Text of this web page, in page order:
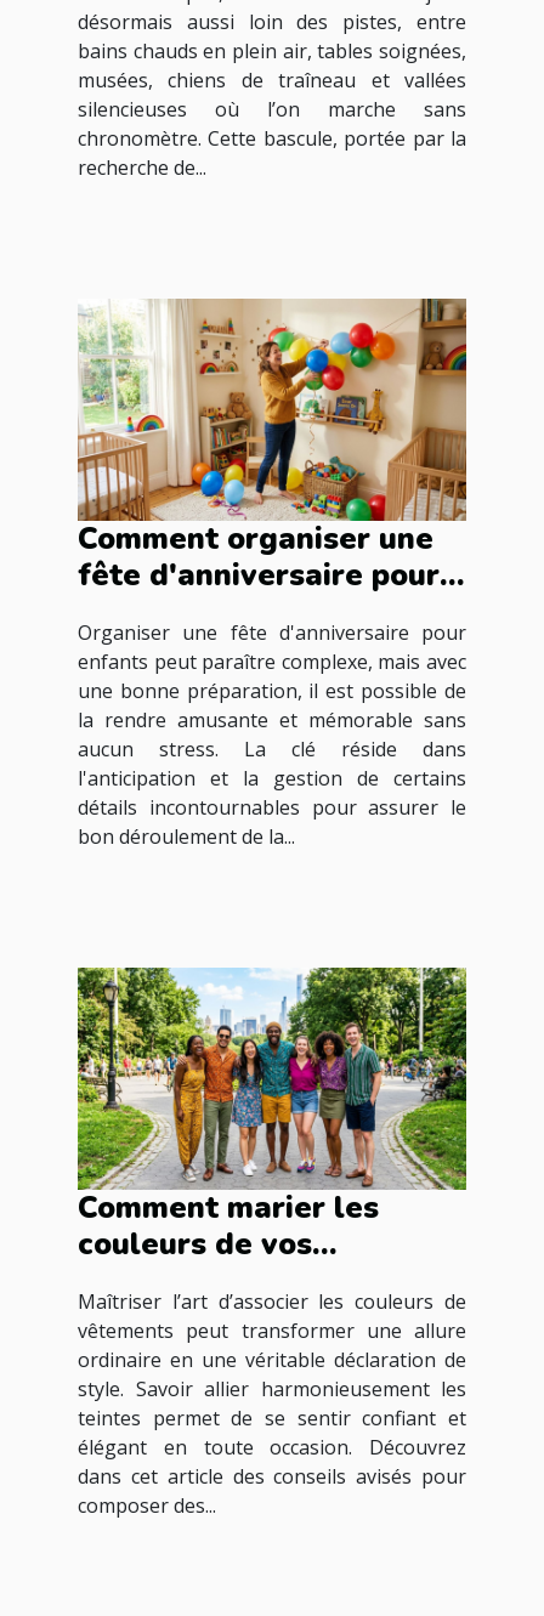
désormais aussi loin des pistes, entre
bains chauds en plein air, tables soignées,
musées, chiens de traîneau et vallées
silencieuses où l’on marche sans
chronomètre. Cette bascule, portée par la
recherche de...
Comment organiser une
fête d'anniversaire pour
Organiser une fête d'anniversaire pour
enfants peut paraître complexe, mais avec
une bonne préparation, il est possible de
la rendre amusante et mémorable sans
aucun stress. La clé réside dans
l'anticipation et la gestion de certains
détails incontournables pour assurer le
bon déroulement de la...
Comment marier les
couleurs de vos
harmonie parfaite ?
Maîtriser l’art d’associer les couleurs de
vêtements peut transformer une allure
ordinaire en une véritable déclaration de
style. Savoir allier harmonieusement les
teintes permet de se sentir confiant et
élégant en toute occasion. Découvrez
dans cet article des conseils avisés pour
composer des...